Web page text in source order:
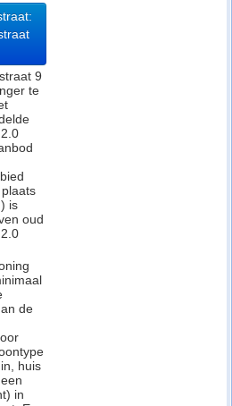
9
te
is
oud
de
huis
in